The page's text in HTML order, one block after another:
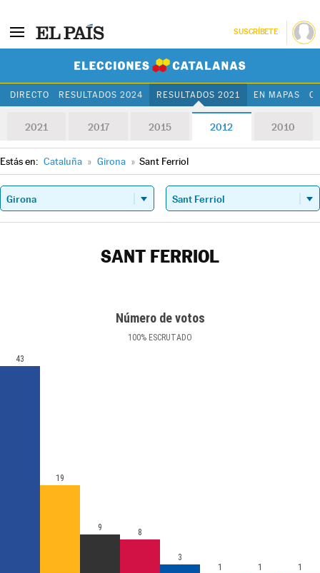
SUSCRÍBETE
DIRECTO RESULTADOS 2024 RESULTADOS 2021 EN MAPAS
2021 2017 2015 2012 2010
Estás en: Cataluña » Girona » Sant Ferriol
SANT FERRIOL
Número de votos
100% ESCRUTADO
43
19
9 8
3
1
1 1